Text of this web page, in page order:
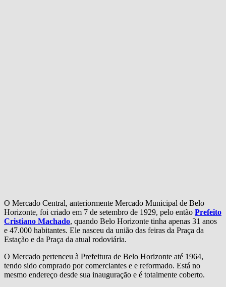
O Mercado Central, anteriormente Mercado Municipal de Belo
Horizonte, foi criado em 7 de setembro de 1929, pelo então Prefeito
Cristiano Machado, quando Belo Horizonte tinha apenas 31 anos
e 47.000 habitantes. Ele nasceu da união das feiras da Praça da
Estação e da Praça da atual rodoviária.
O Mercado pertenceu à Prefeitura de Belo Horizonte até 1964,
tendo sido comprado por comerciantes e e reformado. Está no
mesmo endereço desde sua inauguração e é totalmente coberto.